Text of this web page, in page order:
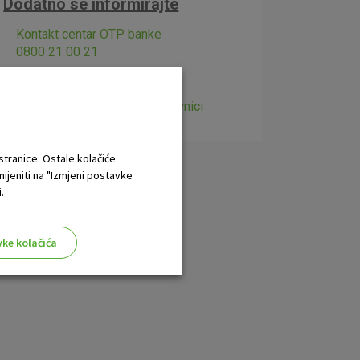
Dodatno se informirajte
Kontakt centar OTP banke
0800 21 00 21
Dogovorite sastanak u poslovnici
Ostale kolačiće
na "Izmjeni postavke
kolačića